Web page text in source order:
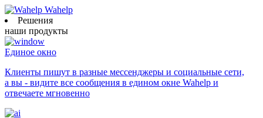
Wahelp
Решения
наши продукты
Единое окно
Клиенты пишут в разные мессенджеры и социальные сети,
а вы - видите все сообщения в едином окне Wahelp и
отвечаете мгновенно